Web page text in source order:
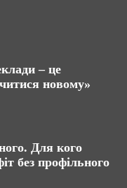
– це
новому»
Для кого
без профільного